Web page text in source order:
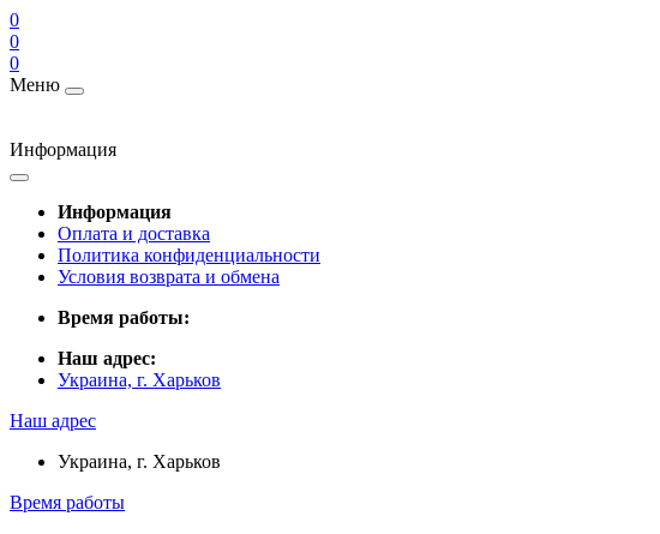
0
0
0
Меню
Информация
Информация
Оплата и доставка
Политика конфиденциальности
Условия возврата и обмена
Время работы:
Наш адрес:
Украина, г. Харьков
Наш адрес
Украина, г. Харьков
Время работы